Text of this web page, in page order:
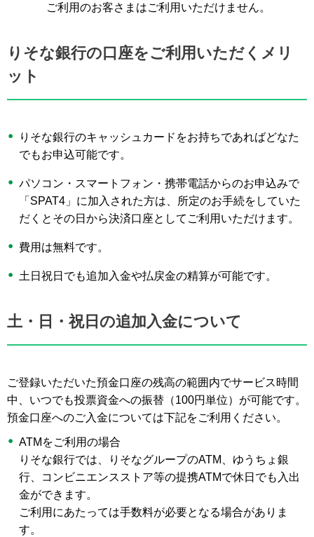
ご利用のお客さまはご利用いただけません。
りそな銀行の口座をご利用いただくメリ
ット
りそな銀行のキャッシュカードをお持ちであればどなた
でもお申込可能です。
パソコン・スマートフォン・携帯電話からのお申込みで
「SPAT4」に加入された方は、所定のお手続をしていた
だくとその日から決済口座としてご利用いただけます。
費用は無料です。
土日祝日でも追加入金や払戻金の精算が可能です。
土・日・祝日の追加入金について
ご登録いただいた預金口座の残高の範囲内でサービス時間
中、いつでも投票資金への振替（100円単位）が可能です。
預金口座へのご入金については下記をご利用ください。
ATMをご利用の場合
りそな銀行では、りそなグループのATM、ゆうちょ銀
行、コンビニエンスストア等の提携ATMで休日でも入出
金ができます。
ご利用にあたっては手数料が必要となる場合がありま
す。